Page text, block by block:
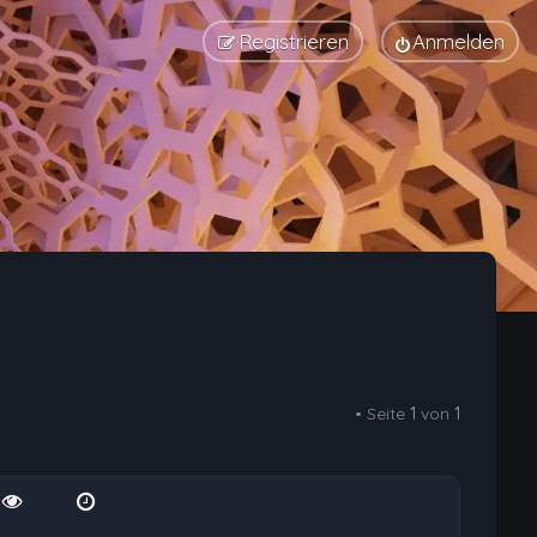
Anmelden
Registrieren
• Seite1 von1